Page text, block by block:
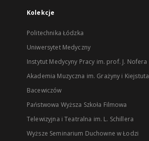
Kolekcje
Politechnika Łódzka
Uniwersytet Medyczny
Instytut Medycyny Pracy im. prof. J. Nofera
Akademia Muzyczna im. Grażyny i Kiejstuta
Bacewiczów
Państwowa Wyższa Szkoła Filmowa
Telewizyjna i Teatralna im. L. Schillera
Wyższe Seminarium Duchowne w Łodzi